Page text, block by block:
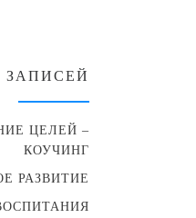
ЗАПИСЕЙ
ЦЕЛЕЙ –
КОУЧИНГ
РАЗВИТИЕ